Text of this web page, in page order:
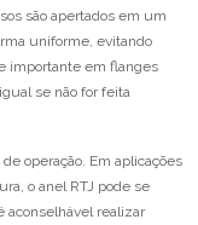
são apertados em um
uniforme, evitando
importante em flanges
se não for feita
operação. Em aplicações
o anel RTJ pode se
aconselhável realizar